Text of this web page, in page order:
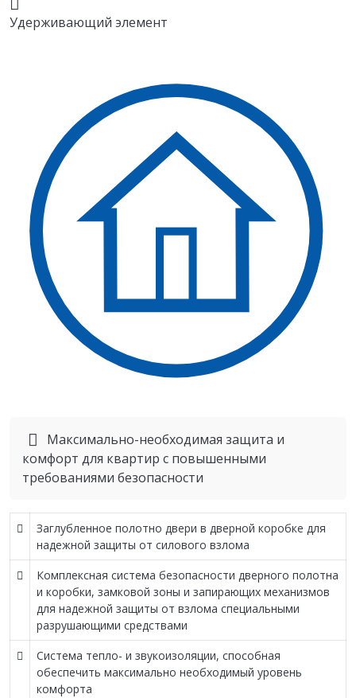
Удерживающий элемент
Максимально-необходимая защита и
комфорт для квартир с повышенными
требованиями безопасности
Заглубленное полотно двери в дверной коробке для
надежной защиты от силового взлома
Комплексная система безопасности дверного полотна
и коробки, замковой зоны и запирающих механизмов
для надежной защиты от взлома специальными
разрушающими средствами
Система тепло- и звукоизоляции, способная
обеспечить максимально необходимый уровень
комфорта